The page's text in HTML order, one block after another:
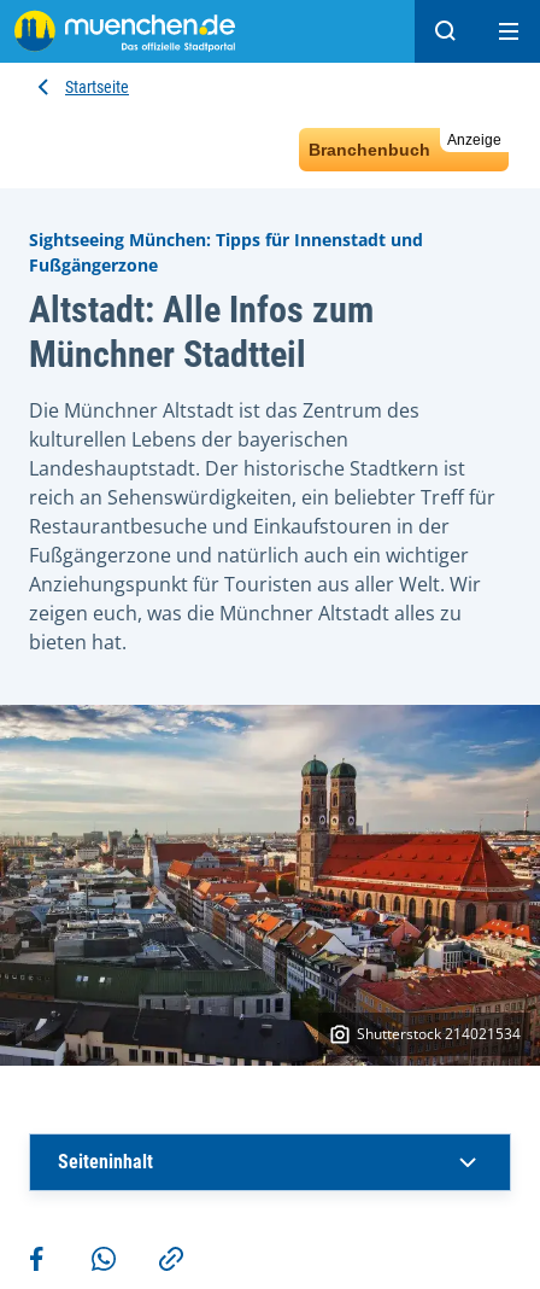
Suchen
Startseite
Anzeige
Branchenbuch
Sightseeing München: Tipps für Innenstadt und
Fußgängerzone
Altstadt: Alle Infos zum
Münchner Stadtteil
Die Münchner Altstadt ist das Zentrum des
kulturellen Lebens der bayerischen
Landeshauptstadt. Der historische Stadtkern ist
reich an Sehenswürdigkeiten, ein beliebter Treff für
Restaurantbesuche und Einkaufstouren in der
Fußgängerzone und natürlich auch ein wichtiger
Anziehungspunkt für Touristen aus aller Welt. Wir
zeigen euch, was die Münchner Altstadt alles zu
bieten hat.
Shutterstock 214021534
Seiteninhalt
Weitere Aktionen
Teilen auf Facebook
Teilen via WhatsApp
Kopieren